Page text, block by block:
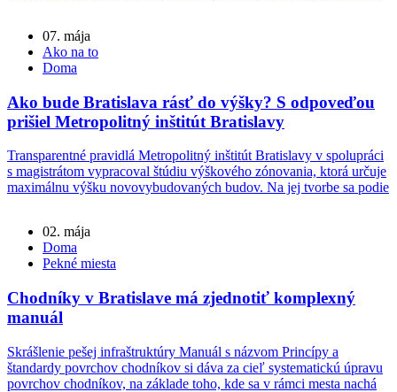
07. mája
Ako na to
Doma
Ako bude Bratislava rásť do výšky? S odpoveďou
prišiel Metropolitný inštitút Bratislavy
Transparentné pravidlá Metropolitný inštitút Bratislavy v spolupráci
s magistrátom vypracoval štúdiu výškového zónovania, ktorá určuje
maximálnu výšku novovybudovaných budov. Na jej tvorbe sa podie
02. mája
Doma
Pekné miesta
Chodníky v Bratislave má zjednotiť komplexný
manuál
Skrášlenie pešej infraštruktúry Manuál s názvom Princípy a
štandardy povrchov chodníkov si dáva za cieľ systematickú úpravu
povrchov chodníkov, na základe toho, kde sa v rámci mesta nachá